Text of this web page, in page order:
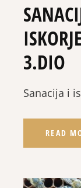
3.DIO
Sanacija i
READ